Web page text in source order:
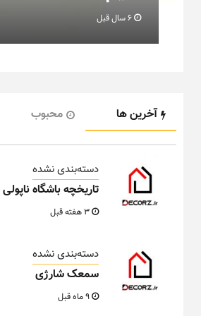
آخرین ها محبوب
دسته‌بندی نشده
تاریخچه باشگاه ناپولی
دسته‌بندی نشده
سمعک شارژی